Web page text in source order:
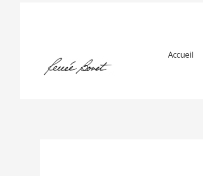
Accueil